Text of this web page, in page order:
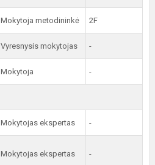
Mokytoja metodininkė 2F
Vyresnysis mokytojas -
Mokytoja -
Mokytojas ekspertas -
Mokytojas ekspertas -